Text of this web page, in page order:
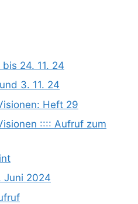
24. 11. 24
3. 11. 24
Heft 29
:::: Aufruf zum
Juni 2024